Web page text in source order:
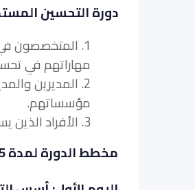
دورة التحسين
1. المتخصصون في التدقيق أو
مهاراتهم في
2. المديرين
مؤسساتهم.
3. الأفراد الذين يسعون إلى ممارسة مهنة في تحسين عمليات التدقيق والامتثال أو المجالات ذات الصلة.
مخطط الدورة لمدة 5 أيام (5 مواضيع في اليوم)